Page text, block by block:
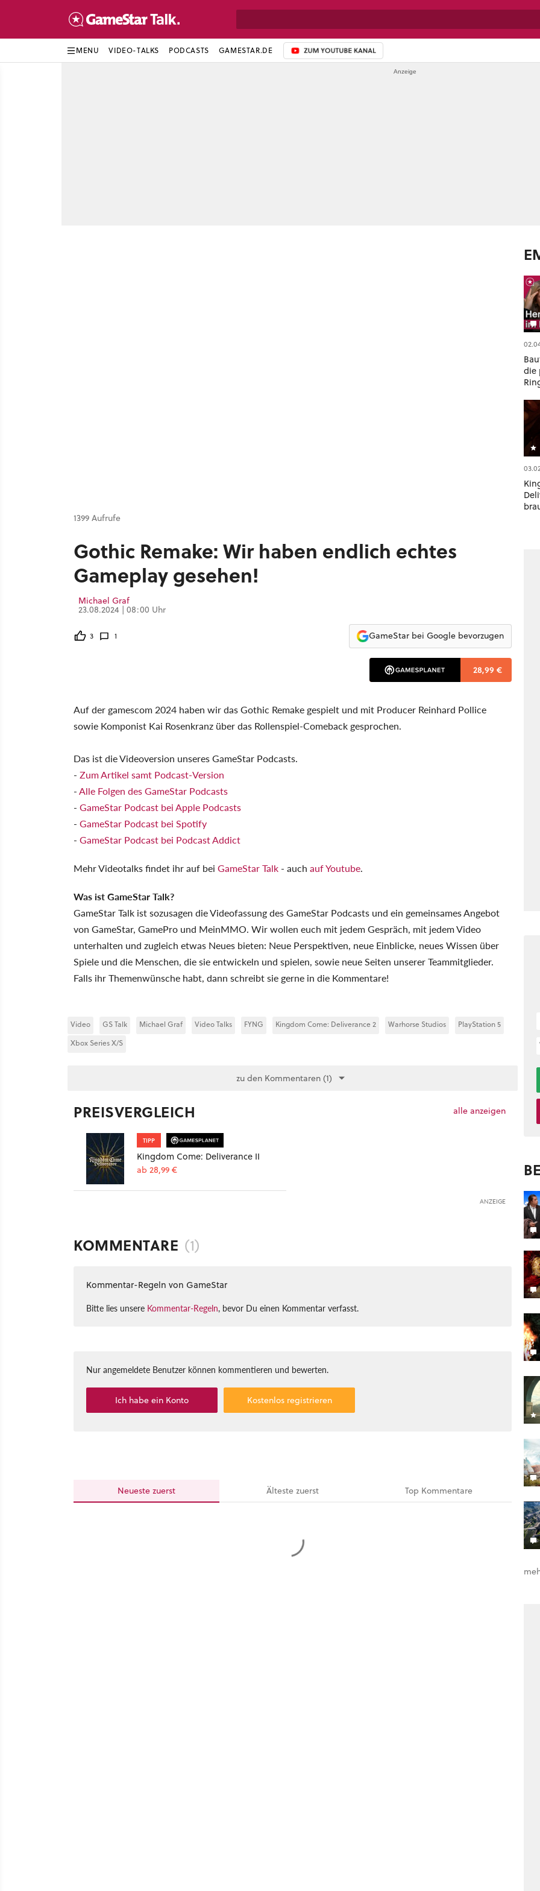
MENU VIDEO-TALKS PODCASTS GAMESTAR.DE ZUM YOUTUBE-KANAL
1399 Aufrufe
Gothic Remake: Wir haben endlich echtes
Gameplay gesehen!
Michael Graf
23.08.2024 | 08:00 Uhr
3 1 GameStar bei Google bevorzugen
28,99 €
Auf der gamescom 2024 haben wir das Gothic Remake gespielt und mit Producer Reinhard Pollice
sowie Komponist Kai Rosenkranz über das Rollenspiel-Comeback gesprochen.
Das ist die Videoversion unseres GameStar Podcasts.
- Zum Artikel samt Podcast-Version
-Alle Folgen des GameStar Podcasts
- GameStar Podcast bei Apple Podcasts
- GameStar Podcast bei Spotify
- GameStar Podcast bei Podcast Addict
Mehr Videotalks findet ihr auf bei GameStar Talk - auch auf Youtube.
Was ist GameStar Talk?
GameStar Talk ist sozusagen die Videofassung des GameStar Podcasts und ein gemeinsames Angebot
von GameStar, GamePro und MeinMMO. Wir wollen euch mit jedem Gespräch, mit jedem Video
unterhalten und zugleich etwas Neues bieten: Neue Perspektiven, neue Einblicke, neues Wissen über
Spiele und die Menschen, die sie entwickeln und spielen, sowie neue Seiten unserer Teammitglieder.
Falls ihr Themenwünsche habt, dann schreibt sie gerne in die Kommentare!
Video GS Talk Michael Graf Video Talks FYNG Kingdom Come: Deliverance 2 Warhorse Studios
PlayStation 5
Xbox Series X/S
zu den Kommentaren (1)
PREISVERGLEICH alle anzeigen
TIPP
Kingdom Come: Deliverance II
ab 28,99 €
ANZEIGE
KOMMENTARE (1)
Kommentar-Regeln von GameStar
Bitte lies unsere Kommentar-Regeln, bevor Du einen Kommentar verfasst.
Nur angemeldete Benutzer können kommentieren und bewerten.
Ich habe ein Konto Kostenlos registrieren
Neueste zuerst Ältestezuerst Top Kommentare
die